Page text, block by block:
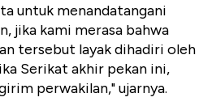
untuk menandatangani
jika kami merasa bahwa
tersebut layak dihadiri oleh
Serikat akhir pekan ini,
perwakilan," ujarnya.